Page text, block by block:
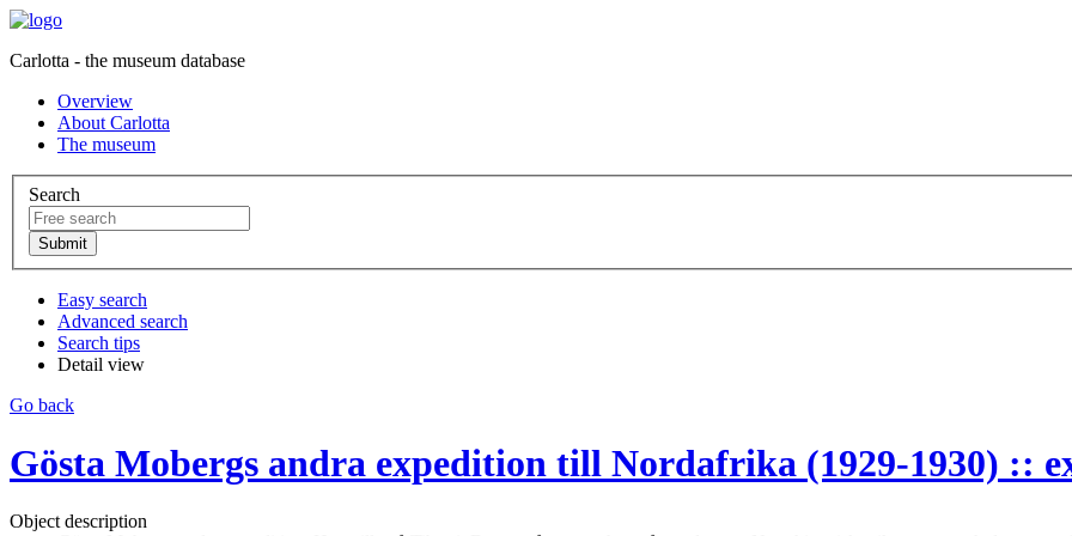
Carlotta - the museum database
Overview
About Carlotta
The museum
Search
Easy search
Advanced search
Search tips
Detail view
Go back
Gösta Mobergs andra expedition till Nordafrika (1929-1930) ::
Object description